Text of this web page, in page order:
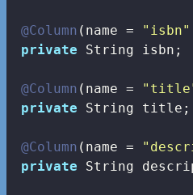
@Column (name = "isbn"
private String isbn;
@Column (name =
private String title;
@Column (name =
private String